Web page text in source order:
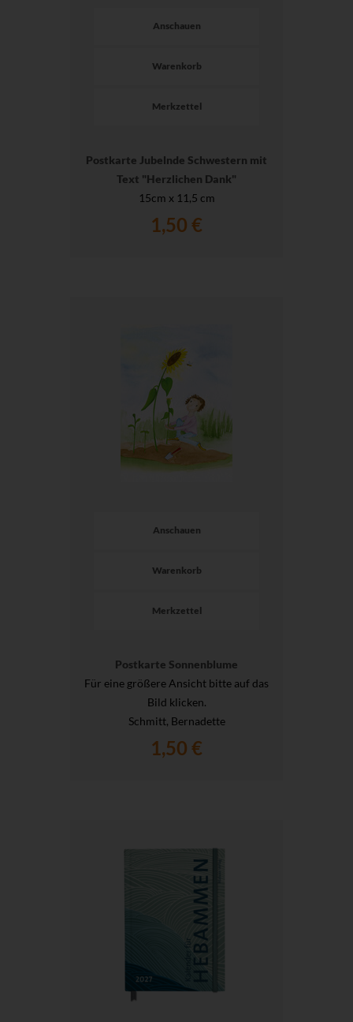
Anschauen
Warenkorb
Merkzettel
Postkarte Jubelnde Schwestern mit
Text "Herzlichen Dank"
15cm x 11,5 cm
1,50 €
Anschauen
Warenkorb
Merkzettel
Postkarte Sonnenblume
Für eine größere Ansicht bitte auf das
Bild klicken.
Schmitt, Bernadette
1,50 €